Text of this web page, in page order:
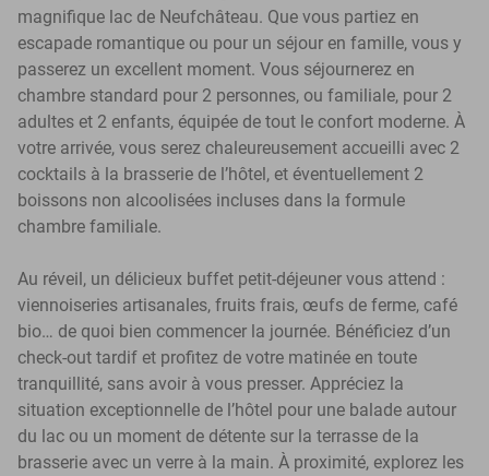
magnifique lac de Neufchâteau. Que vous partiez en
escapade romantique ou pour un séjour en famille, vous y
passerez un excellent moment. Vous séjournerez en
chambre standard pour 2 personnes, ou familiale, pour 2
adultes et 2 enfants, équipée de tout le confort moderne. À
votre arrivée, vous serez chaleureusement accueilli avec 2
cocktails à la brasserie de l’hôtel, et éventuellement 2
boissons non alcoolisées incluses dans la formule
chambre familiale.
Au réveil, un délicieux buffet petit-déjeuner vous attend :
viennoiseries artisanales, fruits frais, œufs de ferme, café
bio… de quoi bien commencer la journée. Bénéficiez d’un
check-out tardif et profitez de votre matinée en toute
tranquillité, sans avoir à vous presser. Appréciez la
situation exceptionnelle de l’hôtel pour une balade autour
du lac ou un moment de détente sur la terrasse de la
brasserie avec un verre à la main. À proximité, explorez les